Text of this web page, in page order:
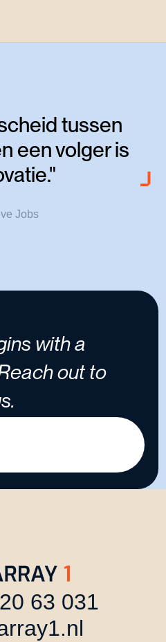
tussen
een volger is
Jobs
ins witha
eachout to
s.
63 031